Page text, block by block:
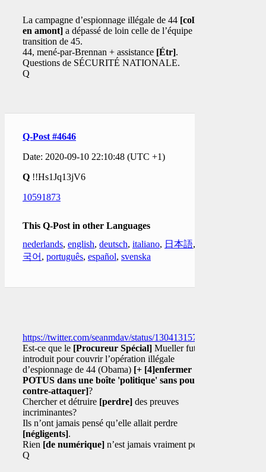
La campagne d’espionnage illégale de 44 [collecte
en amont] a dépassé de loin celle de l’équipe de
transition de 45.
44, mené-par-Brennan + assistance [Étr].
Questions de SÉCURITÉ NATIONALE.
Q
Q-Post #4646
Date: 2020-09-10 22:10:48 (UTC +1)
Q !!Hs1Jq13jV6
10591873
This Q-Post in other Languages
nederlands, english, deutsch, italiano, 日本語,
국어 , português, español, svenska
https://twitter.com/seanmdav/status/1304131579397189634
Est-ce que le [Procureur Spécial] Mueller fut
introduit pour couvrir l’opération illégale
d’espionnage de 44 (Obama) [+ [4]enfermer
POTUS dans une boîte 'politique' sans pouvoir
contre-attaquer]?
Chercher et détruire [perdre] des preuves
incriminantes?
Ils n’ont jamais pensé qu’elle allait perdre
[négligents].
Rien [de numérique] n’est jamais vraiment perdu.
Q